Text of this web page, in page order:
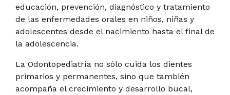
educación, prevención, diagnóstico y tratamiento
de las enfermedades orales en niños, niñas y
adolescentes desde el nacimiento hasta el final de
la adolescencia.
La Odontopediatría no sólo cuida los dientes
primarios y permanentes, sino que también
acompaña el crecimiento y desarrollo bucal,